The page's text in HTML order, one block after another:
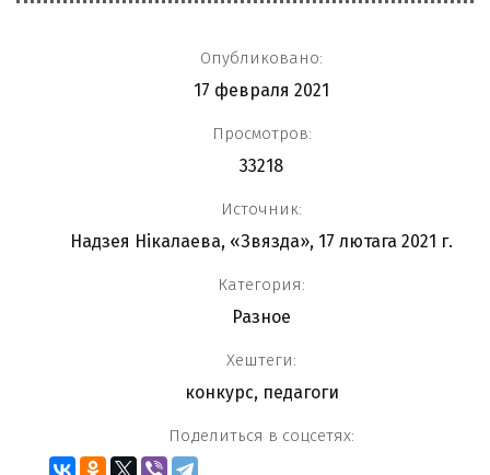
Опубликовано:
17 февраля 2021
Просмотров:
33218
Источник:
Надзея Нікалаева, «Звязда», 17 лютага 2021 г.
Категория:
Разное
Хештеги:
конкурс, педагоги
Поделиться в соцсетях: